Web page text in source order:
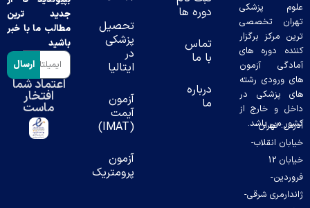
پزشکی
تخصصی
مرکز برگزار
دوره های
آزمون
ورودی رشته
پزشکی در
و خارج از
می باشد.
تهران-
انقلاب-
خیابان 12
شرقی-
دوره ها
تماس
با ما
درباره
تحصیل
پزشکی
ایتالیا
آزمون
آیمت
آزمون
پرومتریک
جدید ترین
مطالب ما با خبر
باشید
ارسال
اعتماد شما
افتخار
ماست